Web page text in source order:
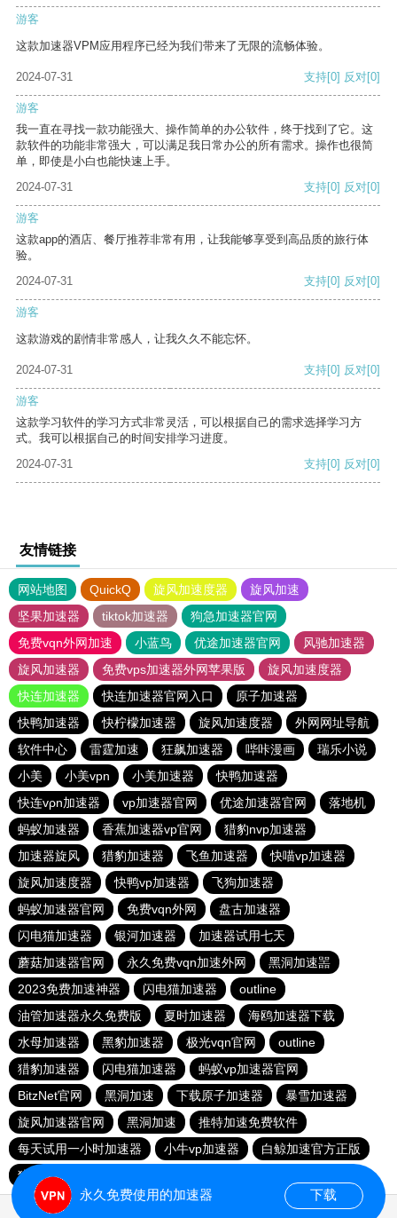
游客
这款加速器VPM应用程序已经为我们带来了无限的流畅体验。
2024-07-31 支持[0] 反对[0]
游客
我一直在寻找一款功能强大、操作简单的办公软件，终于找到了它。这
款软件的功能非常强大，可以满足我日常办公的所有需求。操作也很简
单，即使是小白也能快速上手。
2024-07-31
支持[0] 反对[0]
游客
这款app的酒店、餐厅推荐非常有用，让我能够享受到高品质的旅行体
验。
2024-07-31
支持[0] 反对[0]
游客
这款游戏的剧情非常感人，让我久久不能忘怀。
2024-07-31 支持[0] 反对[0]
游客
这款学习软件的学习方式非常灵活，可以根据自己的需求选择学习方
式。我可以根据自己的时间安排学习进度。
2024-07-31
支持[0] 反对[0]
友情链接
网站地图 QuickQ 旋风加速度器
旋风加速
坚果加速器
tiktok加速器
狗急加速器官网
免费vqn外网加速
小蓝鸟 优途加速器官网
风驰加速器
旋风加速器
免费vps加速器外网苹果版
旋风加速度器
快连加速器
快连加速器官网入口
原子加速器
快鸭加速器
快柠檬加速器 旋风加速度器
外网网址导航
软件中心
雷霆加速 狂飙加速器 哔咔漫画
瑞乐小说
小美
小美vpn 小美加速器
快鸭加速器
快连vρn加速器
vp加速器官网 优途加速器官网
落地机
蚂蚁加速器
香蕉加速器vp官网
猎豹nvp加速器
加速器旋风
猎豹加速器 飞鱼加速器
快喵vp加速器
旋风加速度器
快鸭vp加速器
飞狗加速器
蚂蚁加速器官网
免费vqn外网
盘古加速器
闪电猫加速器
银河加速器
加速器试用七天
蘑菇加速器官网
永久免费vqn加速外网
黑洞加速噐
2023免费加速神器
闪电猫加速器
outline
油管加速器永久免费版
夏时加速器
海鸥加速器下载
水母加速器
黑豹加速器 极光vqn官网
outline
猎豹加速器
闪电猫加速器
蚂蚁vp加速器官网
BitzNet官网
黑洞加速 下载原子加速器
暴雪加速器
旋风加速器官网
黑洞加速
推特加速免费软件
每天试用一小时加速器
小牛vp加速器
白鲸加速官方正版
猎豹加速器
永久免费使用的加速器 下载